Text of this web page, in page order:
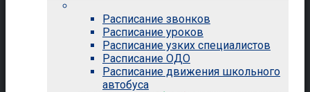
Расписание звонков
Расписание уроков
Расписание узких специалистов
Расписание ОДО
Расписание движения школьного
автобуса